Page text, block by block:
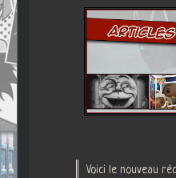
Voici le nouveau